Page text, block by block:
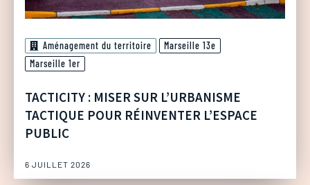
Aménagement du territoire
Marseille 13e
Marseille 1er
TACTICITY : MISER SUR L’URBANISME
TACTIQUE POUR RÉINVENTER L’ESPACE
PUBLIC
6 JUILLET 2026